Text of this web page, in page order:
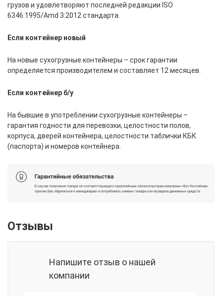
грузов и удовлетворяют последней редакции ISO
6346:1995/Amd 3:2012 стандарта.
Если контейнер новый
На новые сухогрузные контейнеры – срок гарантии
определяется производителем и составляет 12 месяцев.
Если контейнер б/у
На бывшие в употреблении сухогрузные контейнеры –
гарантия годности для перевозки, целостности полов,
корпуса, дверей контейнера, целостности таблички КБК
(паспорта) и номеров контейнера.
Отзывы
Напишите отзыв о нашей
компании